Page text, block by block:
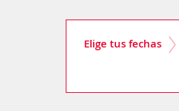
Elige tus fechas